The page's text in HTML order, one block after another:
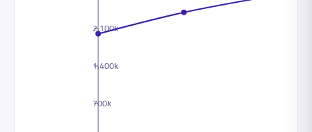
700k
1,400k
2,100k